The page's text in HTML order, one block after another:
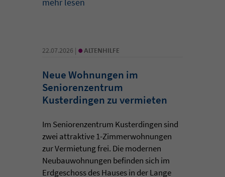
22.07.2026 | • ALTENHILFE
Neue Wohnungen im
Seniorenzentrum
Kusterdingen zu vermieten
Im Seniorenzentrum Kusterdingen sind
zwei attraktive 1-Zimmerwohnungen
zur Vermietung frei. Die modernen
Neubauwohnungen befinden sich im
Erdgeschoss des Hauses in der Lange